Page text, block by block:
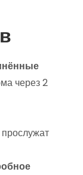
через 2